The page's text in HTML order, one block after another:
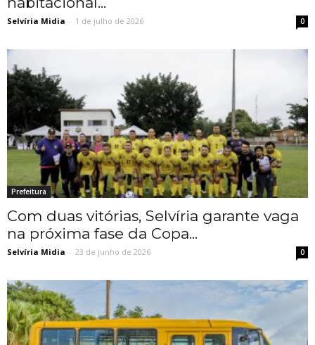
Selvíria Midia - 1 de julho de 2026 0
Prefeitura
Com duas vitórias, Selvíria garante vaga
na próxima fase da Copa...
Selvíria Midia - 23 de junho de 2026 0